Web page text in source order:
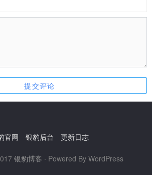
官网 银豹后台 更新日志
银豹博客 · Powered By WordPress